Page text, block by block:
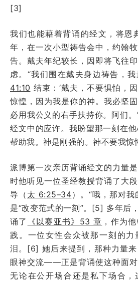
[3]
我们也能藉着背诵的经文，将恩
年，在一次小型祷告会中，约翰
告。戴夫年纪较长，因即将飞往
虑。“我们围在戴夫身边祷告，我
41:10 结束：‘戴夫，不要惧怕，
惊惶，因为我是你的神。我必坚
必用我公义的右手扶持你。阿们
经文中的应许。我盼望那一刻在
帮助我。神是刚强的。神不要我惊
派博第一次亲历背诵经文的力量
时他听见一位圣经教授背诵了大
导（ 太 6:25–34）。“哦，那对
是“改变范式的一刻”。[5] 多年后
诵了
《以赛亚书》53 章 ，作为
践。一位女性会众被那一刻的
泪。[6] 她后来提到，那种力量
眼神交流——正是背诵使这种面对
无论在公开场合还是私下场合，